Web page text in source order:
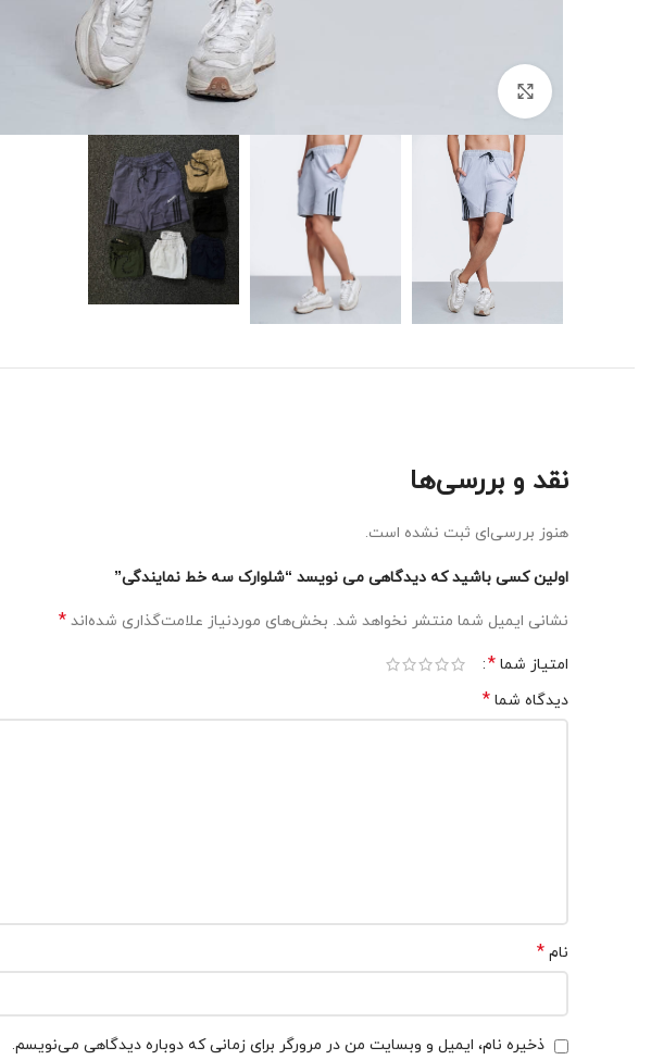
نقد و بررسی‌ها
هنوز بررسی‌ای ثبت نشده است.
اولین کسی باشید که دیدگاهی می نویسد “شلوارک سه خط نمایندگی”
نشانی ایمیل شما منتشر نخواهد شد. بخش‌های موردنیاز علامت‌گذاری شده‌اند *
امتیاز شما *
دیدگاه شما *
نام *
ذخیره نام، ایمیل و وبسایت من در مرورگر برای زمانی که دوباره دیدگاهی می‌نویسم.